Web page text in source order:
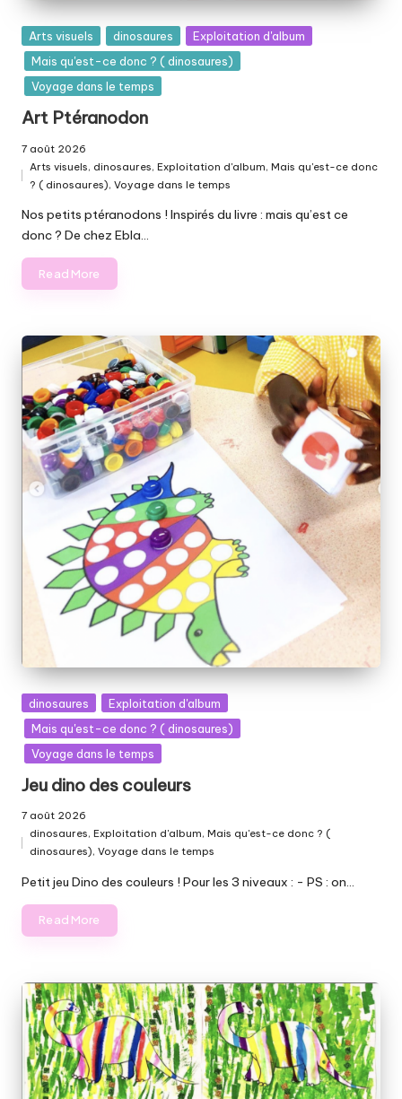
Posted
in
Arts visuels dinosaures
Exploitation d'album
Mais qu'est-ce donc ? ( dinosaures)
Voyage dans le temps
Art Ptéranodon
7 août 2026
Posted
Arts visuels, dinosaures,Exploitation d'album,Mais qu'est-ce donc
? ( dinosaures),Voyage dans le temps
Nos petits ptéranodons ! Inspirés du livre : mais qu’est ce
donc ? De chez Ebla…
Read More
Posted
in
dinosaures
Exploitation d'album
Mais qu'est-ce donc ? ( dinosaures)
Voyage dans le temps
Jeu dino des couleurs
7 août 2026
Posted
dinosaures,Exploitation d'album,Mais qu'est-ce donc ? (
dinosaures),Voyage dans le temps
Petit jeu Dino des couleurs ! Pour les 3 niveaux : - PS : on…
Read More